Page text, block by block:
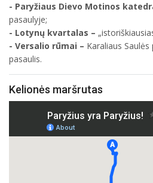
- Paryžiaus Dievo Motinos
pasaulyje;
- Lotynų kvartalas –
- Versalio rūmai – Karaliaus
pasaulis.
Kelionės maršrutas